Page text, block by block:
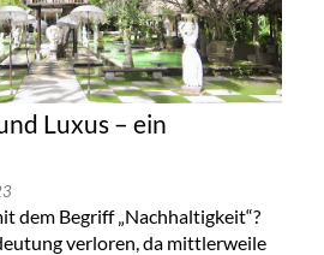
Luxus – ein
dem Begriff „Nachhaltigkeit“?
verloren, da mittlerweile